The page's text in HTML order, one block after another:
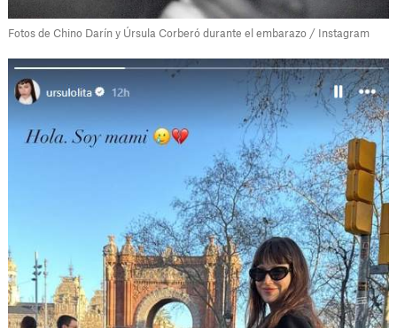
Fotos de Chino Darín y Úrsula Corberó durante el embarazo / Instagram